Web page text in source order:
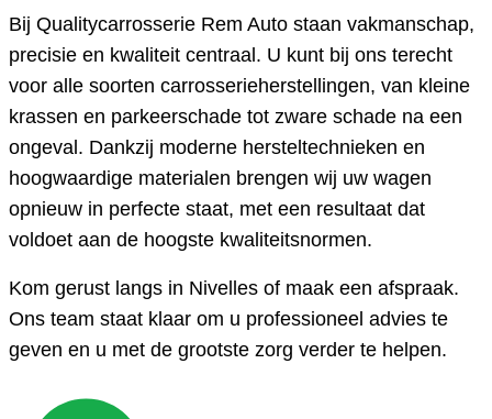
Bij Qualitycarrosserie Rem Auto staan vakmanschap,
precisie en kwaliteit centraal. U kunt bij ons terecht
voor alle soorten carrosserieherstellingen, van kleine
krassen en parkeerschade tot zware schade na een
ongeval. Dankzij moderne hersteltechnieken en
hoogwaardige materialen brengen wij uw wagen
opnieuw in perfecte staat, met een resultaat dat
voldoet aan de hoogste kwaliteitsnormen.
Kom gerust langs in Nivelles of maak een afspraak.
Ons team staat klaar om u professioneel advies te
geven en u met de grootste zorg verder te helpen.